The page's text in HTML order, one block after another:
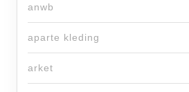
anwb
aparte kleding
arket